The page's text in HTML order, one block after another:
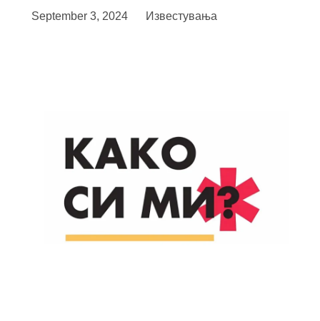
September 3, 2024 Известувања